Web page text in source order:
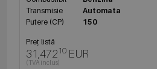
Transmisie
Automata
Putere (CP)
150
Preț listă
31,47210 EUR
(TVA inclus)